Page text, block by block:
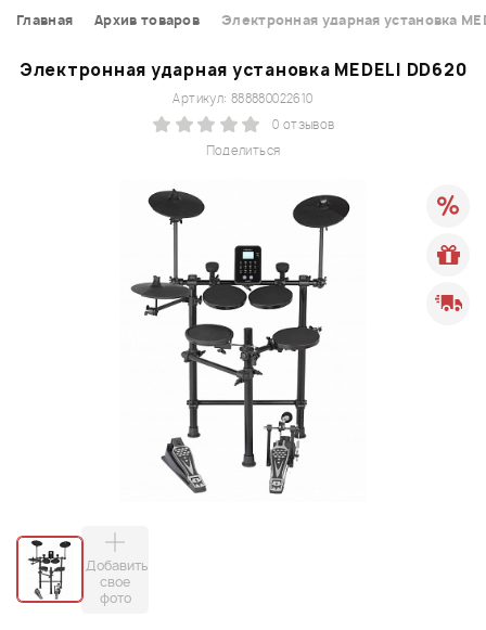
Главная Архив товаров Электронная ударная установка
Электронная ударная установка MEDELI DD620
Поделиться
Артикул: 888880022610
0 отзывов
Добавить
свое
фото